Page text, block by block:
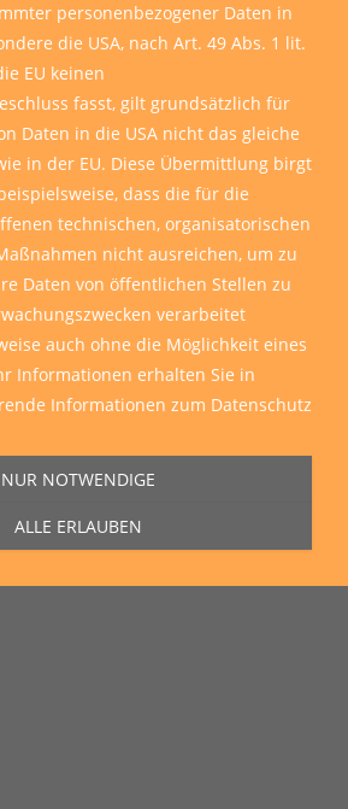
personenbezogener Daten in
die USA, nach Art. 49 Abs. 1 lit.
EU keinen
fasst, gilt grundsätzlich für
Daten in die USA nicht das gleiche
in der EU. Diese Übermittlung birgt
dass die für die
technischen, organisatorischen
nicht ausreichen, um zu
Daten von öffentlichen Stellen zu
verarbeitet
auch ohne die Möglichkeit eines
Informationen erhalten Sie in
Informationen zum Datenschutz
NUR NOTWENDIGE
ALLE ERLAUBEN